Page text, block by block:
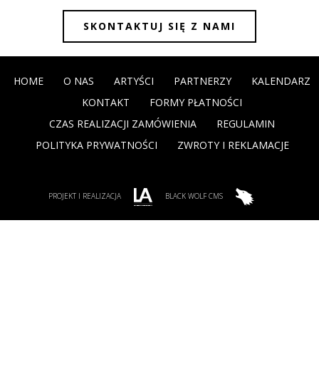
SKONTAKTUJ SIĘ Z NAMI
HOME O NAS ARTYŚCI PARTNERZY
KALENDARZ
KONTAKT
FORMY PŁATNOŚCI
CZAS REALIZACJI ZAMÓWIENIA
REGULAMIN
POLITYKA PRYWATNOŚCI
ZWROTY I REKLAMACJE
PROJEKT I REALIZACJA BLACK WOLF CMS